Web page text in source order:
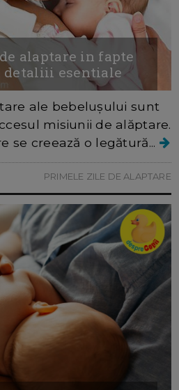
alaptare in fapte
detaliii esentiale
ale bebelușului sunt
misiunii de alăptare.
se creează o legătură...
PRIMELE ZILE DE ALAPTARE